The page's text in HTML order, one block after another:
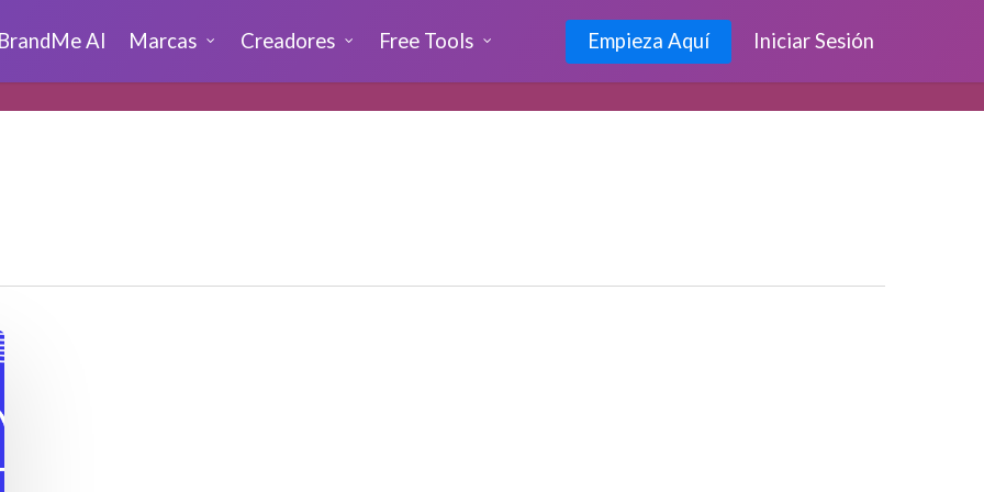
BrandMe AI Marcas Creadores Free Tools Empieza Aquí Iniciar Sesión